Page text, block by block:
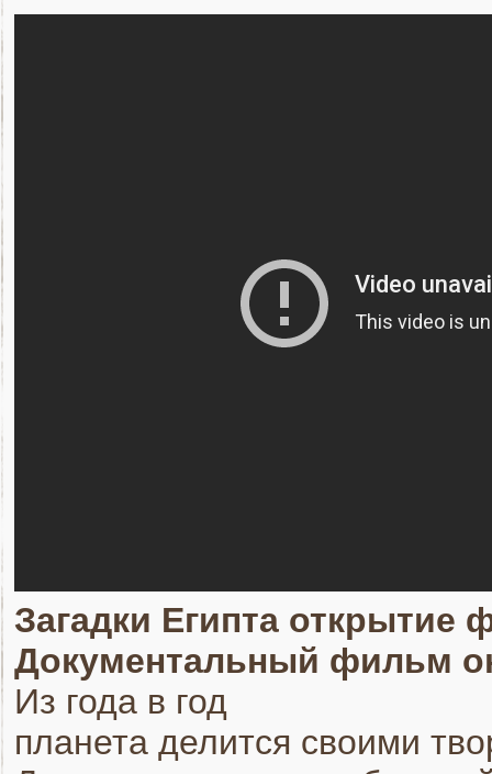
Загадки Египта открытие
Документальный фильм
Из года в год
планета делится своими